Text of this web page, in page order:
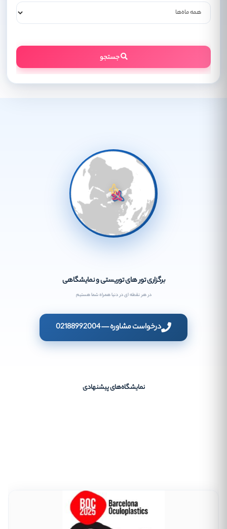
جستجو
برگزاری تور های توریستی و نمایشگاهی
در هر نقطه ای در دنیا همراه شما هستیم
درخواست مشاوره — 02188992004
نمایشگاه‌های پیشنهادی